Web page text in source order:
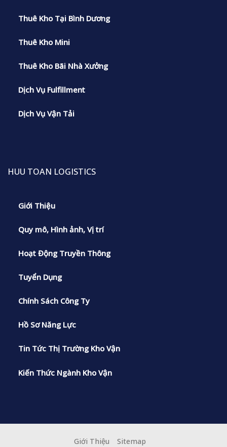
Thuê Kho Tại Bình Dương
Thuê Kho Mini
Thuê Kho Bãi Nhà Xưởng
Dịch Vụ Fulfillment
Dịch Vụ Vận Tải
HUU TOAN LOGISTICS
Giới Thiệu
Quy mô, Hình ảnh, Vị trí
Hoạt Động Truyền Thông
Tuyển Dụng
Chính Sách Công Ty
Hồ Sơ Năng Lực
Tin Tức Thị Trường Kho Vận
Kiến Thức Ngành Kho Vận
Giới Thiệu Sitemap